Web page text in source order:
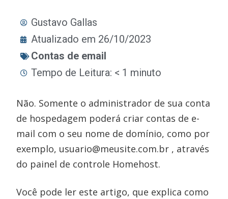
Gustavo Gallas
Atualizado em 26/10/2023
Contas de email
Tempo de Leitura: < 1 minuto
Não. Somente o administrador de sua conta
de hospedagem poderá criar contas de e-
mail com o seu nome de domínio, como por
exemplo, usuario@meusite.com.br , através
do painel de controle Homehost.
Você pode ler este artigo, que explica como